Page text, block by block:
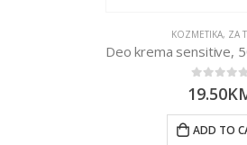
KOZMETIKA, ZA
0 out of 5
19.50
ADD TO